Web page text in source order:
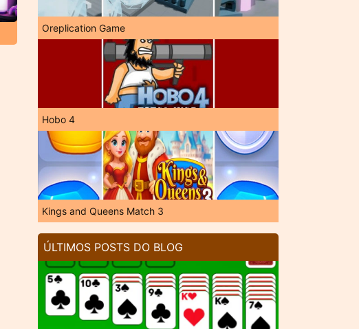
Oreplication Game
Hobo 4
Kings and Queens Match 3
ÚLTIMOS POSTS DO BLOG